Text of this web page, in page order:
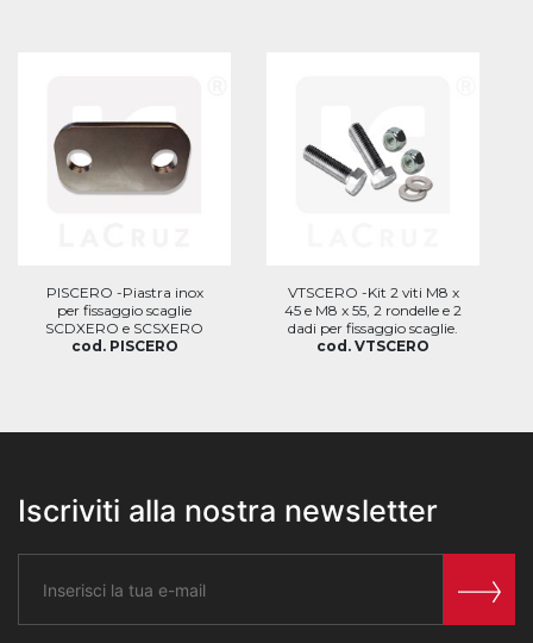
PISCERO -Piastra inox
per fissaggio scaglie
SCDXERO e SCSXERO
cod. PISCERO
VTSCERO -Kit 2 viti M8 x
45 e M8 x 55, 2 rondelle e 2
dadi per fissaggio scaglie.
cod. VTSCERO
Iscriviti alla nostra newsletter